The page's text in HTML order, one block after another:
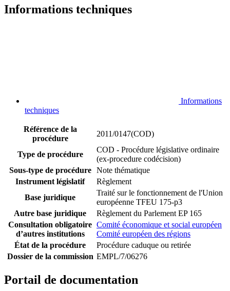
Informations techniques
Informations
techniques
Référence de la
procédure
2011/0147(COD)
Type de procédure
COD - Procédure législative ordinaire
(ex-procedure codécision)
Sous-type de procédure
Note thématique
Instrument législatif
Règlement
Base juridique
Traité sur le fonctionnement de l'Union
européenne TFEU 175-p3
Autre base juridique
Règlement du Parlement EP 165
Consultation obligatoire
d’autres institutions
Comité économique et social européen
Comité européen des régions
État de la procédure
Procédure caduque ou retirée
Dossier de la commission EMPL/7/06276
Portail de documentation